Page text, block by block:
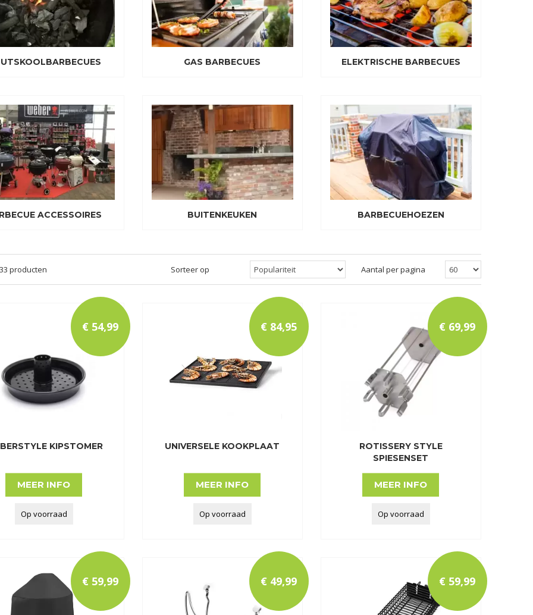
GAS BARBECUES ELEKTRISCHE BARBECUES
ACCESSOIRES BUITENKEUKEN BARBECUEHOEZEN
producten Aantal per pagina
Sorteer op
KIPSTOMER
€ 54,99
MEER INFO
Op voorraad
UNIVERSELE KOOKPLAAT
€ 84,95
MEER INFO
Op voorraad
ROTISSERY STYLE
SPIESENSET
€ 69,99
MEER INFO
Op voorraad
€ 59,99 € 49,99 € 59,99